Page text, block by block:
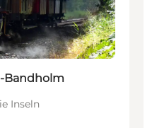
Bandholm
Inseln